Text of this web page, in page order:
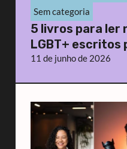
Sem categoria
5 livros para ler
LGBT+ escritos
11 de junho de 2026